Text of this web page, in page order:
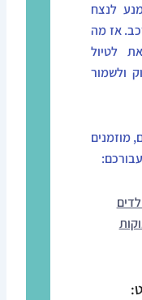
לנצח
אז מה
לטיול
ולשמור
מוזמנים